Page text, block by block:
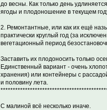
до весны. Как только день
ягоды и плодоношение в текущем
2. Ремонтантные, или как их ещё
практически круглый год (за
вегетационный период
Заставить их плодоносить только
Единственный вариант - очень
хранения) или контейнеры с
и половину лета.
С малиной всё несколько иначе.